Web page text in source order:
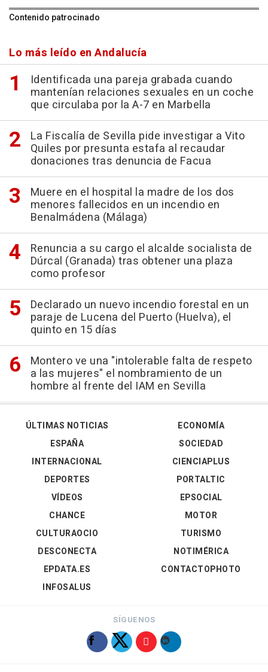
Contenido patrocinado
Lo más leído en Andalucía
Identificada una pareja grabada cuando
mantenían relaciones sexuales en un coche
que circulaba por la A-7 en Marbella
La Fiscalía de Sevilla pide investigar a Vito
Quiles por presunta estafa al recaudar
donaciones tras denuncia de Facua
Muere en el hospital la madre de los dos
menores fallecidos en un incendio en
Benalmádena (Málaga)
Renuncia a su cargo el alcalde socialista de
Dúrcal (Granada) tras obtener una plaza
como profesor
Declarado un nuevo incendio forestal en un
paraje de Lucena del Puerto (Huelva), el
quinto en 15 días
Montero ve una "intolerable falta de respeto
a las mujeres" el nombramiento de un
hombre al frente del IAM en Sevilla
ÚLTIMAS NOTICIAS
ESPAÑA
INTERNACIONAL
DEPORTES
VÍDEOS
ECONOMÍA
SOCIEDAD
CIENCIAPLUS
PORTALTIC
EPSOCIAL
CHANCE
CULTURAOCIO
DESCONECTA
EPDATA.ES
INFOSALUS
MOTOR
TURISMO
NOTIMÉRICA
CONTACTOPHOTO
SÍGUENOS